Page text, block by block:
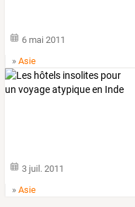
6 mai 2011
»Asie
3 juil. 2011
»Asie